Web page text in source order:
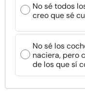
No sé todos
creo que sé
No sé los
naciera, pero
de los que sí